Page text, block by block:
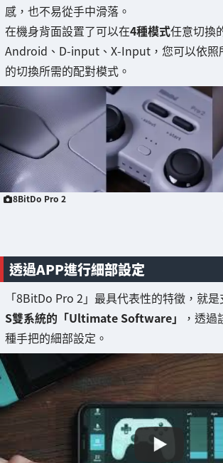
感，也不易從手中滑落。
在機身背面設置了可以在4種模式任意切換
Android、D-input、X-Input，您可以依照
的切換所需的配對模式。
8BitDo Pro 2
透過APP進行細部設定
「8BitDo Pro 2」最具代表性的特徵，就
S雙系統的「Ultimate Software」
，透
種手把的細部設定。